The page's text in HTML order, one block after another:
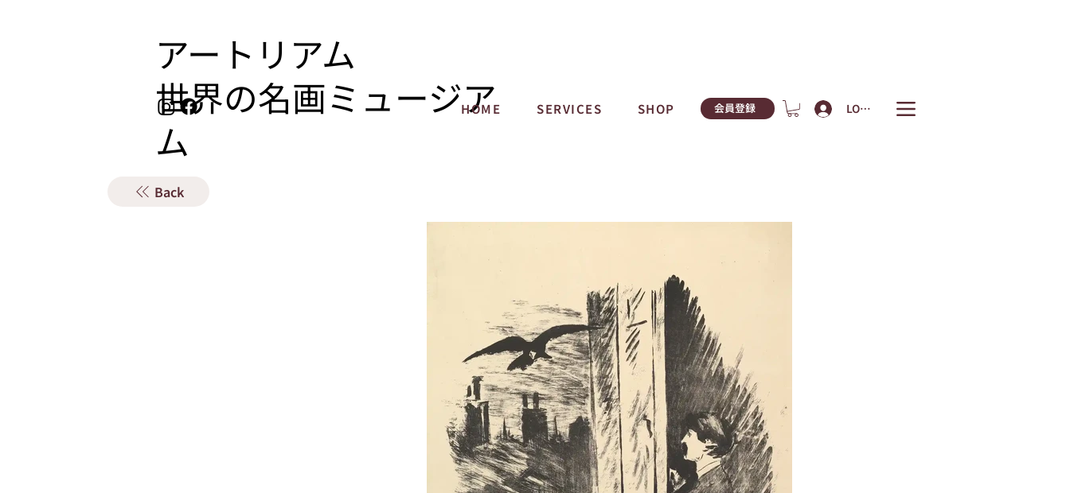
アートリアム
​世界の名画ミュージア
ム
HOME SERVICES SHOP 会員登録 LOGIN
Back